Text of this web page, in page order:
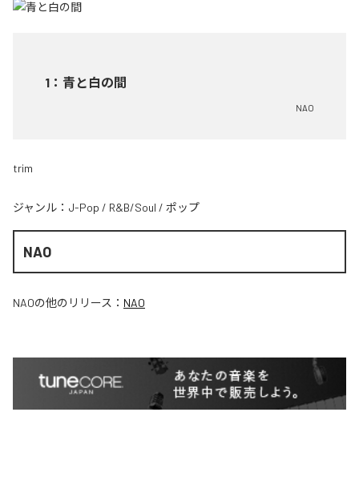
1 ： 青と白の間
NAO
trim
ジャンル： J-Pop / R&B/Soul / ポップ
NAO
NAOの他のリリース： NAO